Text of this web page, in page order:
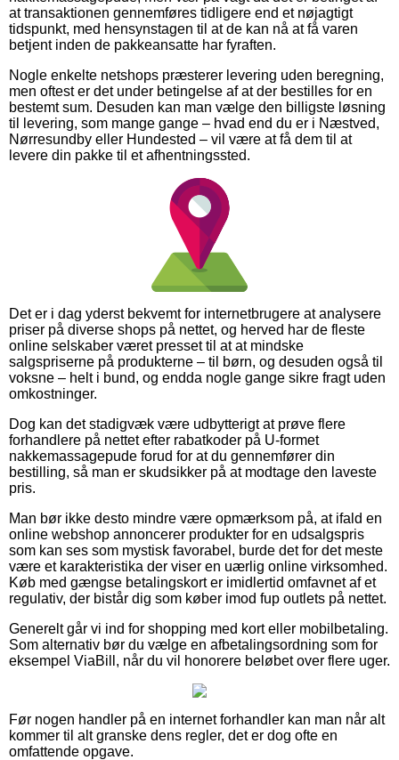
at transaktionen gennemføres tidligere end et nøjagtigt
tidspunkt, med hensynstagen til at de kan nå at få varen
betjent inden de pakkeansatte har fyraften.
Nogle enkelte netshops præsterer levering uden beregning,
men oftest er det under betingelse af at der bestilles for en
bestemt sum. Desuden kan man vælge den billigste løsning
til levering, som mange gange – hvad end du er i Næstved,
Nørresundby eller Hundested – vil være at få dem til at
levere din pakke til et afhentningssted.
Det er i dag yderst bekvemt for internetbrugere at analysere
priser på diverse shops på nettet, og herved har de fleste
online selskaber været presset til at at mindske
salgspriserne på produkterne – til børn, og desuden også til
voksne – helt i bund, og endda nogle gange sikre fragt uden
omkostninger.
Dog kan det stadigvæk være udbytterigt at prøve flere
forhandlere på nettet efter rabatkoder på U-formet
nakkemassagepude forud for at du gennemfører din
bestilling, så man er skudsikker på at modtage den laveste
pris.
Man bør ikke desto mindre være opmærksom på, at ifald en
online webshop annoncerer produkter for en udsalgspris
som kan ses som mystisk favorabel, burde det for det meste
være et karakteristika der viser en uærlig online virksomhed.
Køb med gængse betalingskort er imidlertid omfavnet af et
regulativ, der bistår dig som køber imod fup outlets på nettet.
Generelt går vi ind for shopping med kort eller mobilbetaling.
Som alternativ bør du vælge en afbetalingsordning som for
eksempel ViaBill, når du vil honorere beløbet over flere uger.
Før nogen handler på en internet forhandler kan man når alt
kommer til alt granske dens regler, det er dog ofte en
omfattende opgave.